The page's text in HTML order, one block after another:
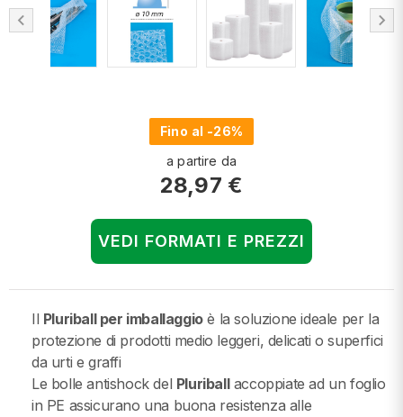
chevron_left chevron_right
Fino al -26%
a partire da
28,97 €
VEDI FORMATI E PREZZI
Il Pluriball per imballaggioè la soluzione ideale per la
protezione di prodotti medio leggeri, delicati o superfici
da urti e graffi
Le bolle antishock del Pluriballaccoppiate ad un foglio
in PE assicurano una buona resistenza alle